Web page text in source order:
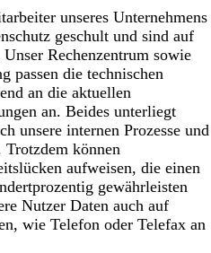
unseres Unternehmens
geschult und sind auf
Rechenzentrum sowie
passen die technischen
an die aktuellen
an. Beides unterliegt
unsere internen Prozesse und
Trotzdem können
aufweisen, die einen
gewährleisten
Nutzer Daten auch auf
wie Telefon oder Telefax an